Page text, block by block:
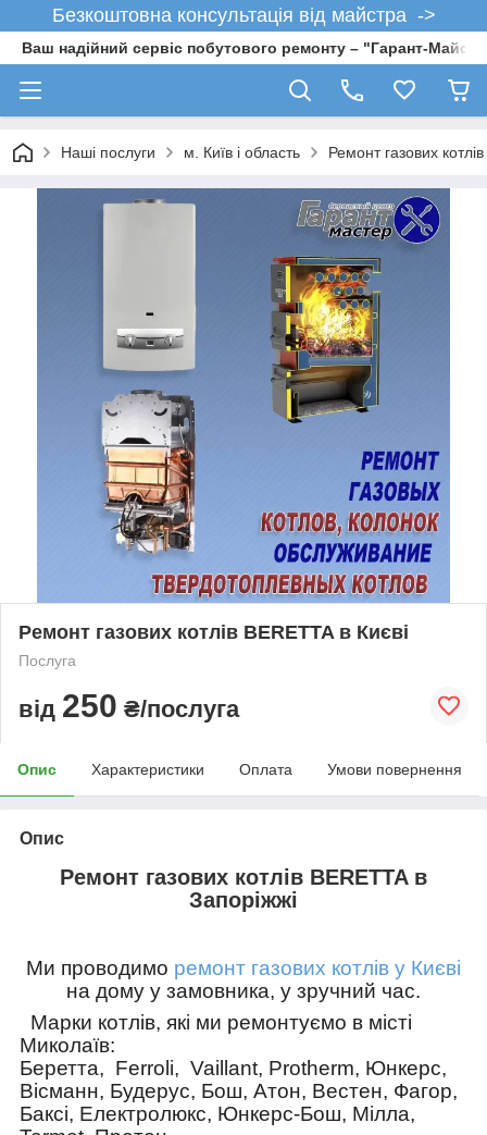
Безкоштовна консультація від майстра ->
Ваш надійний сервіс побутового ремонту – "Гарант-
Наші послуги м. Київ і область Ремонт газових
Ремонт газових котлів BERETTA в Києві
Послуга
від 250 ₴/послуга
Опис Характеристики Оплата Умови повернення
Опис
Ремонт газових котлів BERETTA в
Запоріжжі
Ми проводимо ремонт газових котлів у Києві
на дому у замовника, у зручний час.
Марки котлів, які ми ремонтуємо в місті
Миколаїв:
Беретта, Ferroli, Vaillant, Protherm, Юнкерс,
Вісманн, Будерус, Бош, Атон, Вестен, Фагор,
Баксі, Електролюкс, Юнкерс-Бош, Мілла,